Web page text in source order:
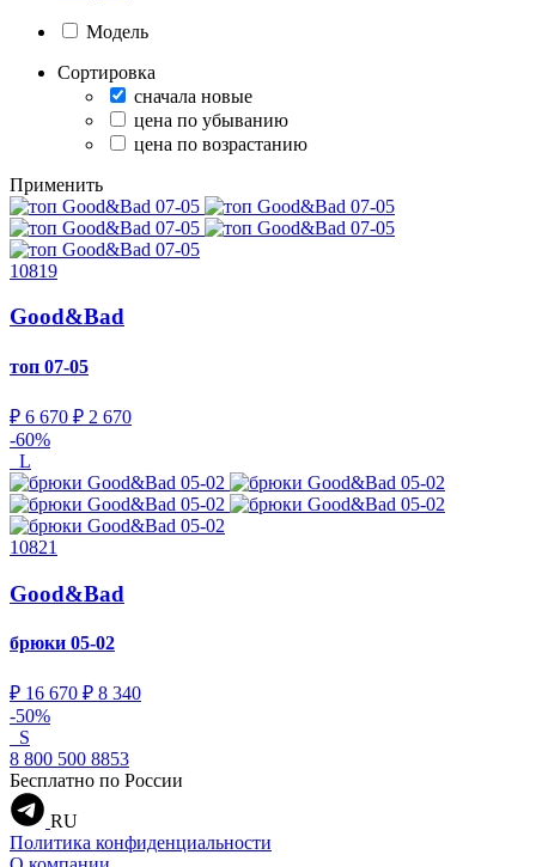
Модель
Сортировка
сначала новые
цена по убыванию
цена по возрастанию
Применить
10819
Good&Bad
топ 07-05
₽ 6 670 ₽ 2 670
-60%
L
10821
Good&Bad
брюки 05-02
₽ 16 670 ₽ 8 340
-50%
S
8 800 500 8853
Бесплатно по России
RU
Политика конфиденциальности